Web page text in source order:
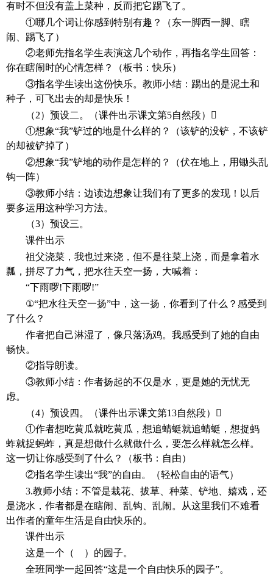
有时不但没有盖上菜种，反而把它踢飞了。
①哪几个词让你感到特别有趣？（东一脚西一脚、瞎
闹、踢飞了）
②老师先指名学生表演这几个动作，再指名学生回答：
你在瞎闹时的心情怎样？（板书：快乐）
③指名学生读出这份快乐。教师小结：踢出的是泥土和
种子，可飞出去的却是快乐！
（2）预设二。（课件出示课文第5自然段）
①想象“我”铲过的地是什么样的？（该铲的没铲，不该铲
的却被铲掉了）
②想象“我”铲地的动作是怎样的？（伏在地上，用锄头乱
钩一阵）
③教师小结：边读边想象让我们有了更多的发现！以后
要多运用这种学习方法。
（3）预设三。
课件出示
祖父浇菜，我也过来浇，但不是往菜上浇，而是拿着水
瓢，拼尽了力气，把水往天空一扬，大喊着：
“下雨啰!下雨啰!”
①“把水往天空一扬”中，这一扬，你看到了什么？感受到
了什么？
作者把自己淋湿了，像只落汤鸡。我感受到了她的自由
畅快。
②指导朗读。
③教师小结：作者扬起的不仅是水，更是她的无忧无
虑。
（4）预设四。（课件出示课文第13自然段）
①作者想吃黄瓜就吃黄瓜，想追蜻蜓就追蜻蜓，想捉蚂
蚱就捉蚂蚱，真是想做什么就做什么，要怎么样就怎么样。
这一切让你感受到了什么？（板书：自由）
②指名学生读出“我”的自由。（轻松自由的语气）
3.教师小结：不管是栽花、拔草、种菜、铲地、嬉戏，还
是浇水，作者都是在瞎闹、乱钩、乱闹。从这里我们不难看
出作者的童年生活是自由快乐的。
课件出示
这是一个（
）的园子。
全班同学一起回答“这是一个自由快乐的园子”。